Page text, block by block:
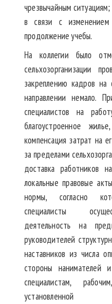
чрезвычайным
в связи с изменением
продолжение учебы.
На коллегии было
сельхозорганизации
закреплению кадров
направлении немало.
специалистов на
благоустроенное
компенсация затрат на
за пределами
доставка работников
локальные правовые
нормы, согласно
специалисты
деятельность на
руководителей
наставников из числа
стороны нанимателей
специалистам,
установленной